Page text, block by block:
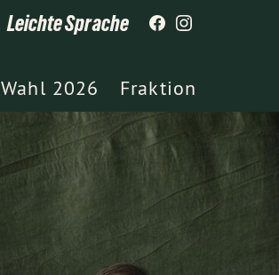
Leichte Sprache
Wahl 2026 Fraktion